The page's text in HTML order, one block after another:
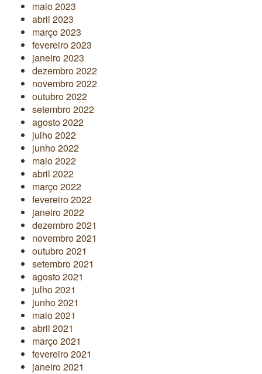
maio 2023
abril 2023
março 2023
fevereiro 2023
janeiro 2023
dezembro 2022
novembro 2022
outubro 2022
setembro 2022
agosto 2022
julho 2022
junho 2022
maio 2022
abril 2022
março 2022
fevereiro 2022
janeiro 2022
dezembro 2021
novembro 2021
outubro 2021
setembro 2021
agosto 2021
julho 2021
junho 2021
maio 2021
abril 2021
março 2021
fevereiro 2021
janeiro 2021